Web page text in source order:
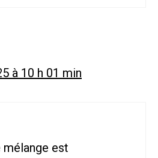
à 10 h 01 min
mélange est